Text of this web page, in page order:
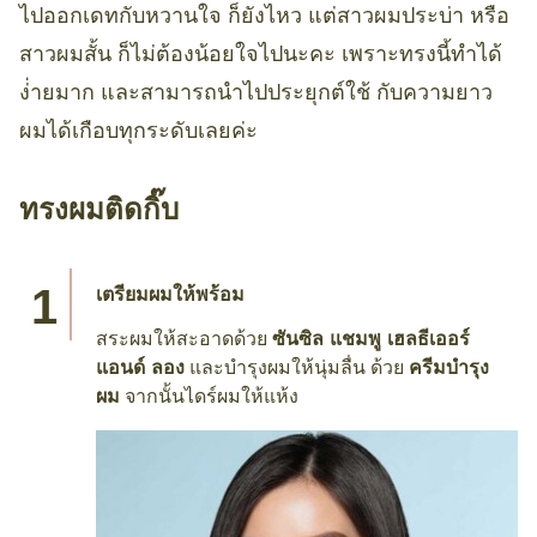
ไปออกเดทกับหวานใจ ก็ยังไหว แต่สาวผมประบ่า หรือ
สาวผมสั้น ก็ไม่ต้องน้อยใจไปนะคะ เพราะทรงนี้ทำได้
ง่่ายมาก และสามารถนำไปประยุกต์ใช้ กับความยาว
ผมได้เกือบทุกระดับเลยค่ะ
ทรงผมติดกิ๊บ
เตรียมผมให้พร้อม
สระผมให้สะอาดด้วย ซันซิล แชมพู เฮลธีเออร์
แอนด์ ลอง และบำรุงผมให้นุ่มลื่น ด้วย ครีมบำรุง
ผม จากนั้นไดร์ผมให้แห้ง